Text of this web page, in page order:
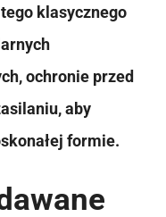
klasycznego
ochronie przed
aby
formie.